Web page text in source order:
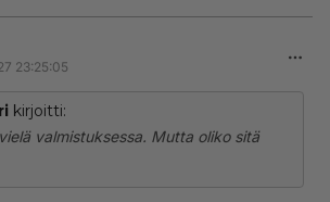
23:25:05
kirjoitti:
valmistuksessa. Mutta oliko sitä